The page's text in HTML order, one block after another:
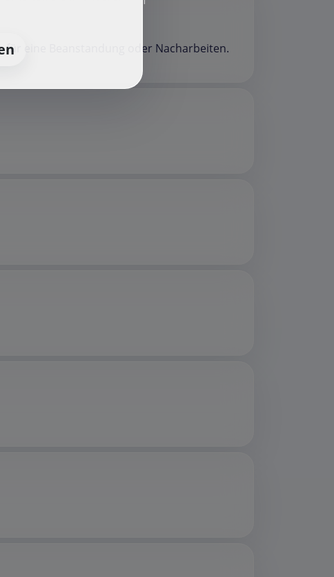
für eine Beanstandung oder Nacharbeiten.